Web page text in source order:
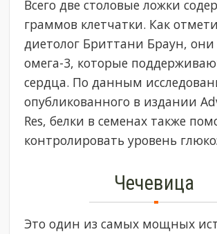
Всего две столовые ложки
граммов клетчатки. Как
диетолог Бриттани Браун, они
омега-3, которые
сердца. По данным
опубликованного в издании
Res, белки в семенах также
контролировать уровень
Чечевица
Это один из самых мощных